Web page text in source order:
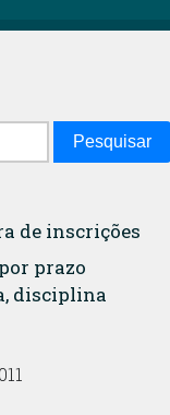
Pesquisar
de inscrições
prazo
disciplina